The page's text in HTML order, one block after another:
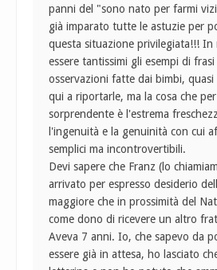
panni del "sono nato per farmi
già imparato tutte le astuzie per
questa situazione privilegiata!!! In
essere tantissimi gli esempi di
osservazioni fatte dai bimbi, quasi
qui a riportarle, ma la cosa che
sorprendente è l'estrema
l'ingenuità e la genuinità con cui
semplici ma incontrovertibili.
Devi sapere che Franz (lo
arrivato per espresso desiderio
maggiore che in prossimità del
come dono di ricevere un altro
Aveva 7 anni. Io, che sapevo da
essere già in attesa, ho lasciato